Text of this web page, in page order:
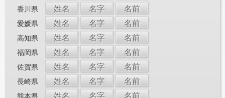
香川県 姓名 名字 名前
愛媛県 姓名 名字 名前
高知県 姓名 名字 名前
福岡県 姓名 名字 名前
佐賀県 姓名 名字 名前
長崎県 姓名 名字 名前
熊本県 姓名 名字 名前